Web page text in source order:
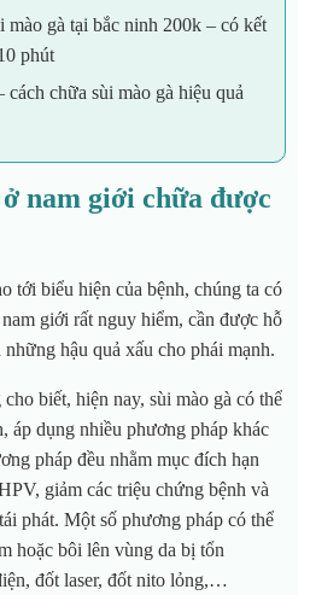
mào gà tại bắc ninh 200k – có kết
phút
cách chữa sùi mào gà hiệu quả
nam giới chữa được
tới biểu hiện của bệnh, chúng ta có
giới rất nguy hiểm, cần được hỗ
hậu quả xấu cho phái mạnh.
biết, hiện nay, sùi mào gà có thể
áp dụng nhiều phương pháp khác
pháp đều nhằm mục đích hạn
giảm các triệu chứng bệnh và
phát. Một số phương pháp có thể
hoặc bôi lên vùng da bị tổn
đốt laser, đốt nito lỏng,…